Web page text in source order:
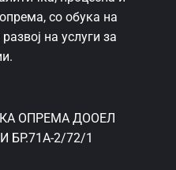
со обука на
на услуги за
ОПРЕМА ДООЕЛ
БР.71А-2/72/1